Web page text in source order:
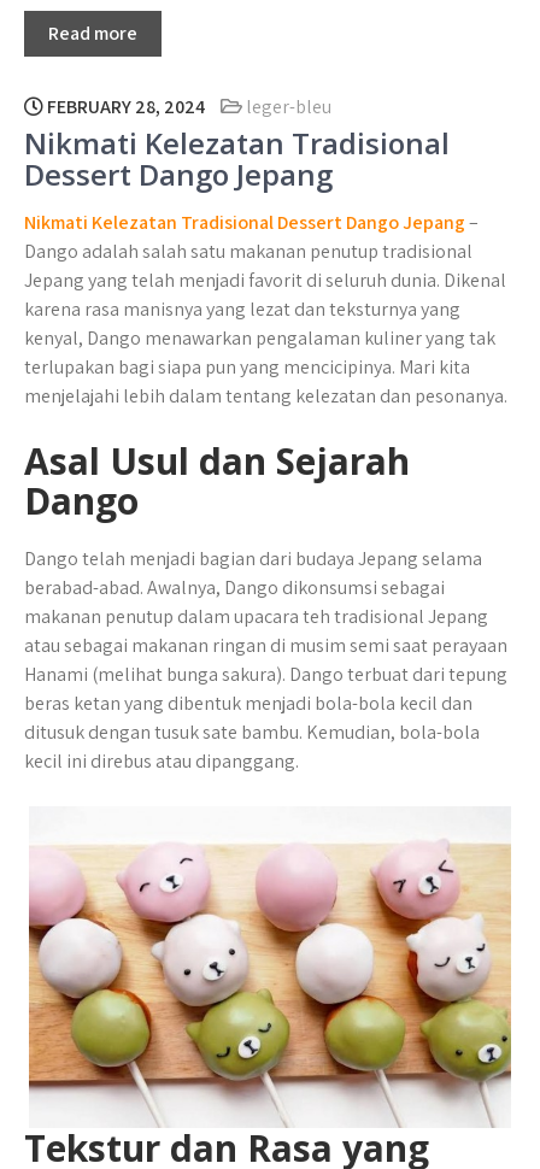
Read more
FEBRUARY 28, 2024 leger-bleu
Nikmati Kelezatan Tradisional
Dessert Dango Jepang
Nikmati Kelezatan Tradisional Dessert Dango Jepang–
Dango adalah salah satu makanan penutup tradisional
Jepang yang telah menjadi favorit di seluruh dunia. Dikenal
karena rasa manisnya yang lezat dan teksturnya yang
kenyal, Dango menawarkan pengalaman kuliner yang tak
terlupakan bagi siapa pun yang mencicipinya. Mari kita
menjelajahi lebih dalam tentang kelezatan dan pesonanya.
Asal Usul dan Sejarah
Dango
Dango telah menjadi bagian dari budaya Jepang selama
berabad-abad. Awalnya, Dango dikonsumsi sebagai
makanan penutup dalam upacara teh tradisional Jepang
atau sebagai makanan ringan di musim semi saat perayaan
Hanami (melihat bunga sakura). Dango terbuat dari tepung
beras ketan yang dibentuk menjadi bola-bola kecil dan
ditusuk dengan tusuk sate bambu. Kemudian, bola-bola
kecil ini direbus atau dipanggang.
Tekstur dan Rasa yang